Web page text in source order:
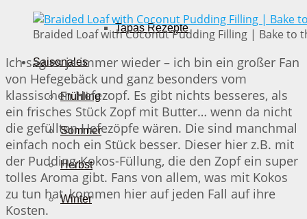
Tapas Rezepte
Saisonales
Frühling
Sommer
Herbst
Winter
Braided Loaf with Coconut Pudding Filling | Bake to
Ich sag es ja immer wieder – ich bin ein großer Fan
von Hefegebäck und ganz besonders vom
klassischen Hefezopf. Es gibt nichts besseres, als
ein frisches Stück Zopf mit Butter… wenn da nicht
die gefüllten Hefezöpfe wären. Die sind manchmal
einfach noch ein Stück besser. Dieser hier z.B. mit
der Pudding-Kokos-Füllung, die den Zopf ein super
tolles Aroma gibt. Fans von allem, was mit Kokos
zu tun hat, kommen hier auf jeden Fall auf ihre
Kosten.